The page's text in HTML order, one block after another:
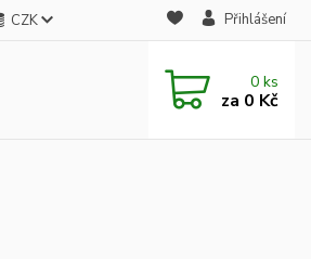
CZK Přihlášení
0 ks
za 0 Kč